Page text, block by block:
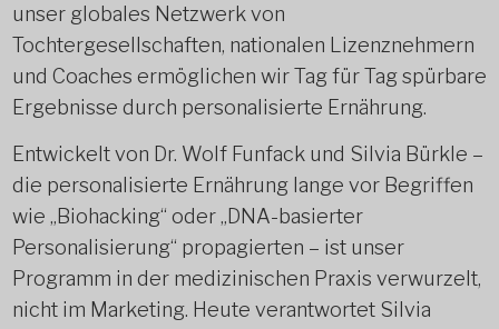
unser globales Netzwerk von
Tochtergesellschaften, nationalen Lizenznehmern
und Coaches ermöglichen wir Tag für Tag spürbare
Ergebnisse durch personalisierte Ernährung.
Entwickelt von Dr. Wolf Funfack und Silvia Bürkle –
die personalisierte Ernährung lange vor Begriffen
wie „Biohacking“ oder „DNA-basierter
Personalisierung“ propagierten – ist unser
Programm in der medizinischen Praxis verwurzelt,
nicht im Marketing. Heute verantwortet Silvia